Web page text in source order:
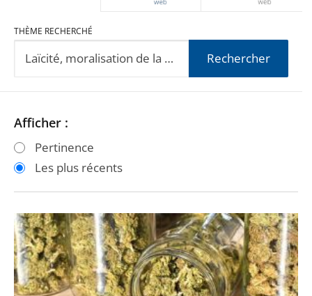
THÈME RECHERCHÉ
Rechercher
Passer
les
filtres
après
Passer
les
filtres
avant
Afficher :
Pertinence
Les plus récents
CBD
:
Annulation
de